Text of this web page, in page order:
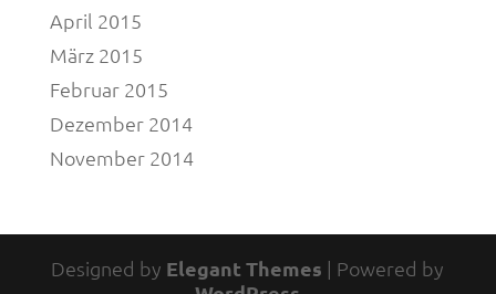
April 2015
März 2015
Februar 2015
Dezember 2014
November 2014
Designed by Elegant Themes | Powered by